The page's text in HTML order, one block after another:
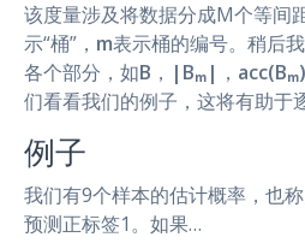
该度量涉及将数据分成M个等间
示“桶”， m表示桶的编号。稍后
各个部分，如B ， |Bₘ| ， acc(Bₘ)
们看看我们的例子，这将有助于
例子
我们有9个样本的估计概率，也
预测正标签1。如果…